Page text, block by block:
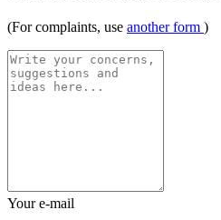
(For complaints, use another form )
Your e-mail